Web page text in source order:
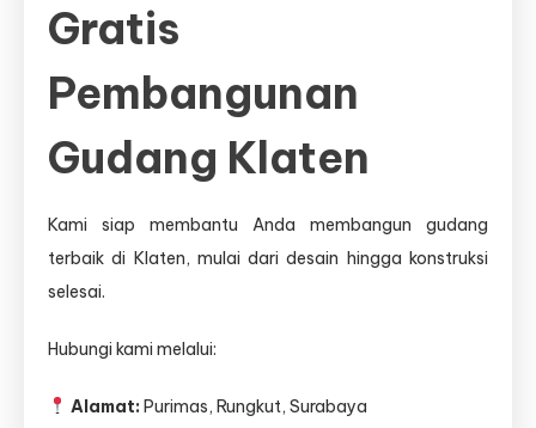
Gratis
Pembangunan
Gudang Klaten
Kami siap membantu Anda membangun gudang
terbaik di Klaten, mulai dari desain hingga konstruksi
selesai.
Hubungi kami melalui:
Alamat: Purimas, Rungkut, Surabaya